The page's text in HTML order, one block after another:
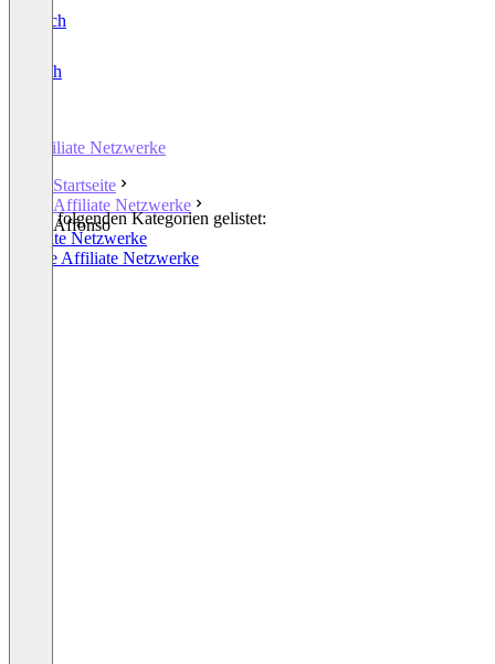
Deutsch
English
Affiliate Netzwerke
Startseite
Affiliate Netzwerke
Affonso
In den folgenden Kategorien gelistet:
Affiliate Netzwerke
Private Affiliate Netzwerke